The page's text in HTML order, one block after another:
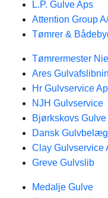
L.P. Gulve Aps
Attention Group
Tømrer &
Tømrermester
Ares
Hr Gulvservice
NJH Gulvservice
Bjørkskovs Gulve
Dansk
Clay Gulvservice
Greve Gulvslib
Medalje Gulve